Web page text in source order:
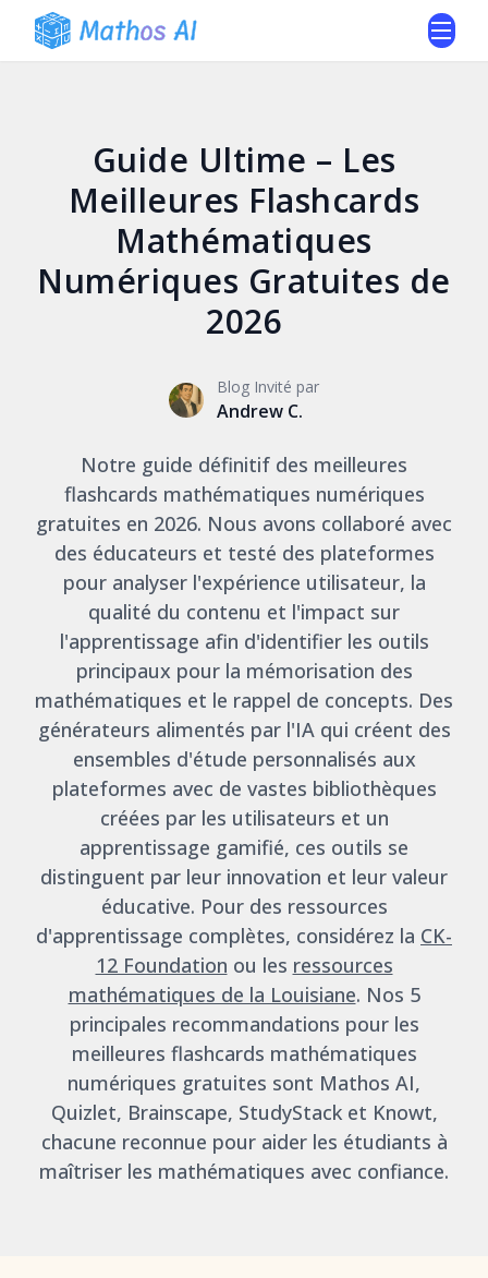
Guide Ultime – Les
Meilleures Flashcards
Mathématiques
Numériques Gratuites de
2026
Blog Invité par
Andrew C.
Notre guide définitif des meilleures
flashcards mathématiques numériques
gratuites en 2026. Nous avons collaboré avec
des éducateurs et testé des plateformes
pour analyser l'expérience utilisateur, la
qualité du contenu et l'impact sur
l'apprentissage afin d'identifier les outils
principaux pour la mémorisation des
mathématiques et le rappel de concepts. Des
générateurs alimentés par l'IA qui créent des
ensembles d'étude personnalisés aux
plateformes avec de vastes bibliothèques
créées par les utilisateurs et un
apprentissage gamifié, ces outils se
distinguent par leur innovation et leur valeur
éducative. Pour des ressources
d'apprentissage complètes, considérez la CK-
12 Foundation ou les ressources
mathématiques de la Louisiane. Nos 5
principales recommandations pour les
meilleures flashcards mathématiques
numériques gratuites sont Mathos AI,
Quizlet, Brainscape, StudyStack et Knowt,
chacune reconnue pour aider les étudiants à
maîtriser les mathématiques avec confiance.